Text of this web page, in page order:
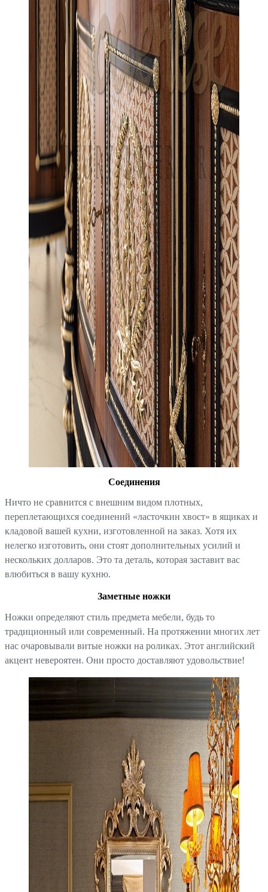
Соединения
Ничто не сравнится с внешним видом плотных,
переплетающихся соединений «ласточкин хвост» в ящиках и
кладовой вашей кухни, изготовленной на заказ. Хотя их
нелегко изготовить, они стоят дополнительных усилий и
нескольких долларов. Это та деталь, которая заставит вас
влюбиться в вашу кухню.
Заметные ножки
Ножки определяют стиль предмета мебели, будь то
традиционный или современный. На протяжении многих лет
нас очаровывали витые ножки на роликах. Этот английский
акцент невероятен. Они просто доставляют удовольствие!